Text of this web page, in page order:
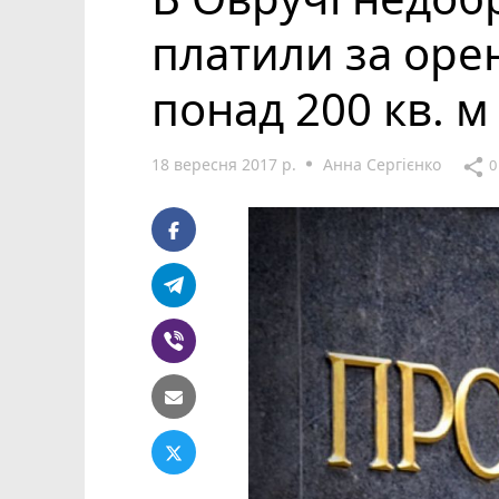
платили за
понад 200 кв. м
18 вересня 2017 р. Анна Сергієнко share 0